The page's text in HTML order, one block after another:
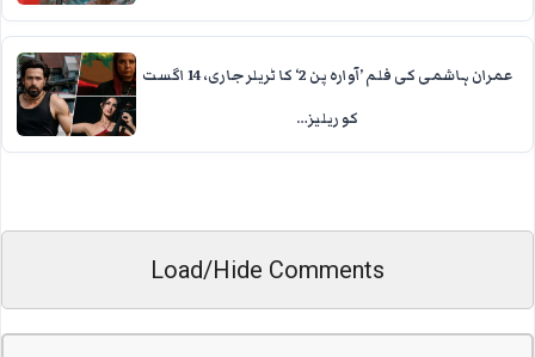
عمران ہاشمی کی فلم ’آوارہ پن 2‘ کا ٹریلر جاری، 14 اگست
کو ریلیز…
Load/Hide Comments